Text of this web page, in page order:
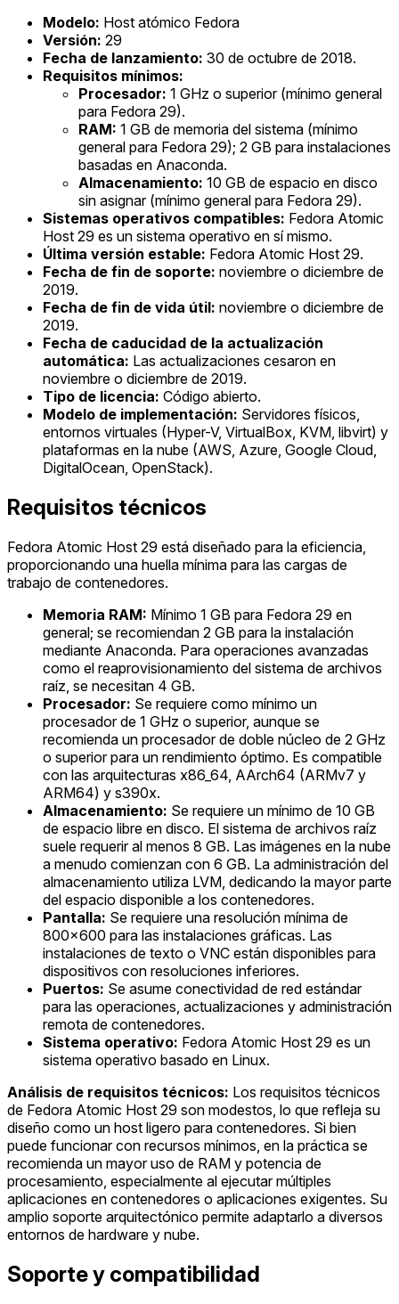
Modelo: Host atómico Fedora
Versión: 29
Fecha de lanzamiento: 30 de octubre de 2018.
Requisitos mínimos:
Procesador: 1 GHz o superior (mínimo general
para Fedora 29).
RAM: 1 GB de memoria del sistema (mínimo
general para Fedora 29); 2 GB para instalaciones
basadas en Anaconda.
Almacenamiento: 10 GB de espacio en disco
sin asignar (mínimo general para Fedora 29).
Sistemas operativos compatibles: Fedora Atomic
Host 29 es un sistema operativo en sí mismo.
Última versión estable: Fedora Atomic Host 29.
Fecha de fin de soporte: noviembre o diciembre de
2019.
Fecha de fin de vida útil: noviembre o diciembre de
2019.
Fecha de caducidad de la actualización
automática: Las actualizaciones cesaron en
noviembre o diciembre de 2019.
Tipo de licencia: Código abierto.
Modelo de implementación: Servidores físicos,
entornos virtuales (Hyper-V, VirtualBox, KVM, libvirt) y
plataformas en la nube (AWS, Azure, Google Cloud,
DigitalOcean, OpenStack).
Requisitos técnicos
Fedora Atomic Host 29 está diseñado para la eficiencia,
proporcionando una huella mínima para las cargas de
trabajo de contenedores.
Memoria RAM: Mínimo 1 GB para Fedora 29 en
general; se recomiendan 2 GB para la instalación
mediante Anaconda. Para operaciones avanzadas
como el reaprovisionamiento del sistema de archivos
raíz, se necesitan 4 GB.
Procesador: Se requiere como mínimo un
procesador de 1 GHz o superior, aunque se
recomienda un procesador de doble núcleo de 2 GHz
o superior para un rendimiento óptimo. Es compatible
con las arquitecturas x86_64, AArch64 (ARMv7 y
ARM64) y s390x.
Almacenamiento: Se requiere un mínimo de 10 GB
de espacio libre en disco. El sistema de archivos raíz
suele requerir al menos 8 GB. Las imágenes en la nube
a menudo comienzan con 6 GB. La administración del
almacenamiento utiliza LVM, dedicando la mayor parte
del espacio disponible a los contenedores.
Pantalla: Se requiere una resolución mínima de
800x600 para las instalaciones gráficas. Las
instalaciones de texto o VNC están disponibles para
dispositivos con resoluciones inferiores.
Puertos: Se asume conectividad de red estándar
para las operaciones, actualizaciones y administración
remota de contenedores.
Sistema operativo: Fedora Atomic Host 29 es un
sistema operativo basado en Linux.
Análisis de requisitos técnicos: Los requisitos técnicos
de Fedora Atomic Host 29 son modestos, lo que refleja su
diseño como un host ligero para contenedores. Si bien
puede funcionar con recursos mínimos, en la práctica se
recomienda un mayor uso de RAM y potencia de
procesamiento, especialmente al ejecutar múltiples
aplicaciones en contenedores o aplicaciones exigentes. Su
amplio soporte arquitectónico permite adaptarlo a diversos
entornos de hardware y nube.
Soporte y compatibilidad